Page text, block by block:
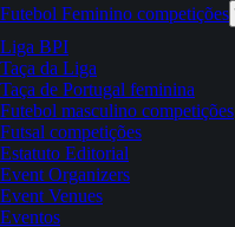
Futebol Feminino competições
Liga BPI
Taça da Liga
Taça de Portugal feminina
Futebol masculino competições
Futsal competições
Estatuto Editorial
Event Organizers
Event Venues
Eventos